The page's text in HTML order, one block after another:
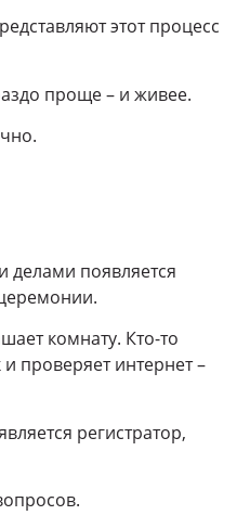
этот процесс
проще – и живее.
появляется
комнату. Кто-то
проверяет интернет –
регистратор,